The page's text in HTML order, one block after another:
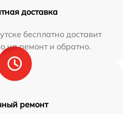
доставка
бесплатно доставит
на ремонт и обратно.
ремонт